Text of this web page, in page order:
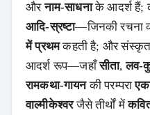
औरनाम-साधनाके आदर्श हैं;
आदि-स्रष्टा—जिनकी रचना
में प्रथमकहती है; और संस्कृत-
आदर्श रूप—जहाँसीता,लव-
रामकथा-गायनकी परम्परा
वाल्मीकेश्वरजैसे तीर्थों में